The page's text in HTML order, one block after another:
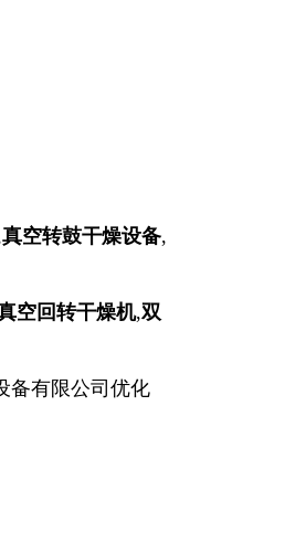
真空转鼓干燥设备,
空回转干燥机,双
备有限公司优化